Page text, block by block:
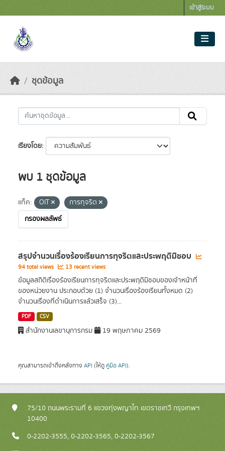
เข้าสู่ระบบ
ชุดข้อมูล
เรียงโดย
พบ 1 ชุดข้อมูล
แท็ค: OIT
การทุจริต
กรองผลลัพธ์
สรุปจำนวนเรื่องร้องเรียนการทุจริตและประพฤติมิชอบ
94 total views 13 recent views
ข้อมูลสถิติเรื่องร้องเรียนการทุจริตและประพฤติมิชอบของเจ้าหน้าที่
ของหน่วยงาน ประกอบด้วย (1) จำนวนเรื่องร้องเรียนทั้งหมด (2)
จำนวนเรื่องที่ดำเนินการแล้วเสร็จ (3)...
PDF CSV
สำนักงานเลขานุการกรม 19 พฤษภาคม 2569
คุณสามารถเข้าถึงคลังทาง API (ให้ดู คู่มือ API).
75/10 ถนนพระรามที่ 6 แขวงทุ่งพญาไท เขตราชเทวี กรุงเทพฯ
10400
0-2202-3555, 0-2202-3565, 0-2202-3567